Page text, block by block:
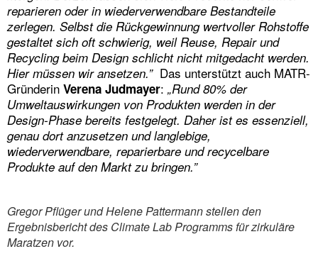
reparieren oder in wiederverwendbare Bestandteile
zerlegen. Selbst die Rückgewinnung wertvoller Rohstoffe
gestaltet sich oft schwierig, weil Reuse, Repair und
Recycling beim Design schlicht nicht mitgedacht werden.
Hier müssen wir ansetzen.” Das unterstützt auch MATR-
Gründerin Verena Judmayer: „Rund 80% der
Umweltauswirkungen von Produkten werden in der
Design-Phase bereits festgelegt. Daher ist es essenziell,
genau dort anzusetzen und langlebige,
wiederverwendbare, reparierbare und recycelbare
Produkte auf den Markt zu bringen.”
Gregor Pflüger und Helene Pattermann stellen den
Ergebnisbericht des Climate Lab Programms für zirkuläre
Maratzen vor.